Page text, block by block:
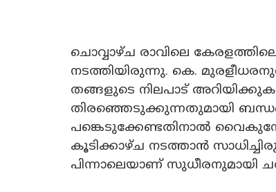
ചൊവ്വാഴ്ച രാവിലെ
നടത്തിയിരുന്നു. കെ.
തങ്ങളുടെ നിലപാട്
തിരഞ്ഞെടുക്കുന്നതുമായി
പങ്കെടുക്കേണ്ടതിനാൽ
കൂടിക്കാഴ്ച നടത്താൻ
പിന്നാലെയാണ് സുധീരനുമായി